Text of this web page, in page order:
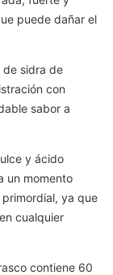
puede dañar el
de sidra de
con
sabor a
y ácido
un momento
ya que
cualquier
contiene 60